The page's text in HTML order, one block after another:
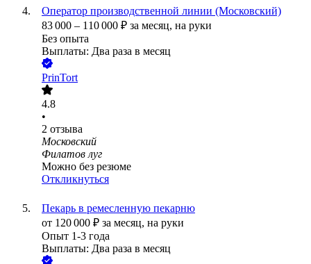
Оператор производственной линии (Московский)
83 000 – 110 000 ₽ за месяц, на руки
Без опыта
Выплаты: Два раза в месяц
PrinTort
4.8
•
2 отзыва
Московский
Филатов луг
Можно без резюме
Откликнуться
Пекарь в ремесленную пекарню
от 120 000 ₽ за месяц, на руки
Опыт 1-3 года
Выплаты: Два раза в месяц